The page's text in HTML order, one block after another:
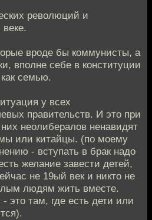
революций и
вроде бы коммунисты, а
вполне себе в конституции
семью.
у всех
правительств. И это при
неолибералов ненавидят
или китайцы. (по моему
- вступать в брак надо
желание завести детей,
не 19ый век и никто не
людям жить вместе.
это там, где есть дети или